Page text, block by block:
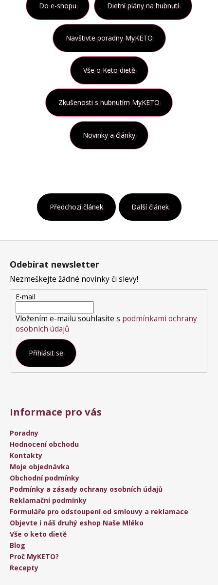
Do e-shopu Dietní plány na hubnutí
Navštivte poradny MyKETO
Vše o Keto dietě
Zkušenosti s hubnutím MyKETO
Novinky a články
Předchozí článek Další článek
Z
Odebírat newsletter
Nezmeškejte žádné novinky či slevy!
E-mail
Vložením e-mailu souhlasíte s podmínkami ochrany
osobních údajů
Přihlásit se
Informace pro vás
Poradny
Hodnocení obchodu
Kontakty
Moje objednávka
Obchodní podmínky
Podmínky a zásady ochrany osobních údajů
Reklamační podmínky
Formuláře pro odstoupení od smlouvy a reklamace
Objevte i náš druhý eshop Naše Mléko
Vše o keto dietě
Blog
Proč MyKETO?
Recepty